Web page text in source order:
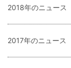
2018
2017